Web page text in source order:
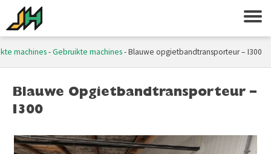
machines-Gebruikte machines-Blauwe opgietbandtransporteur – I300
Blauwe Opgietbandtransporteur –
I300